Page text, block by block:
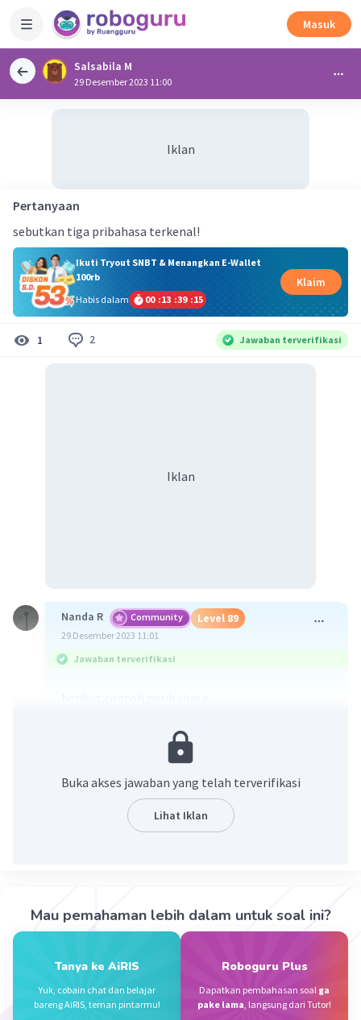
Masuk
Salsabila M
29 Desember 2023 11:00
Iklan
Pertanyaan
sebutkan tiga pribahasa terkenal!
Ikuti Tryout SNBT & Menangkan E-Wallet
100rb
Habis dalam
00 :13 :39 :15
Klaim
1 2 Jawaban terverifikasi
Iklan
Nanda R Community Level 89
29 Desember 2023 11:01
Jawaban terverifikasi
Ada asap ada api: Segala akibat pasti ada
akan ada rezeki.
Ada angin ada pohonnya: Segalahal ada
asal-usulnya.
Zahra A Level 17
Buka akses jawaban yang telah terverifikasi
Lihat Iklan
Mau pemahaman lebih dalam untuk soal ini?
Tanya ke AiRIS
Yuk, cobain chat dan belajar
bareng AiRIS, teman pintarmu!
Roboguru Plus
Dapatkan pembahasan soal ga
pake lama, langsung dari Tutor!